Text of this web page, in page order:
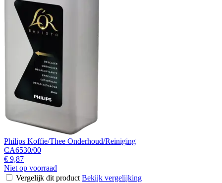
Philips Koffie/Thee Onderhoud/Reiniging
CA6530/00
€ 9,87
Niet op voorraad
Vergelijk dit product Bekijk vergelijking